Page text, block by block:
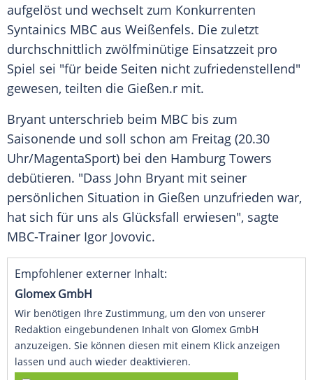
aufgelöst und wechselt zum Konkurrenten
Syntainics MBC aus Weißenfels. Die zuletzt
durchschnittlich zwölfminütige Einsatzzeit pro
Spiel sei "für beide Seiten nicht zufriedenstellend"
gewesen, teilten die Gießen.r mit.
Bryant unterschrieb beim MBC bis zum
Saisonende und soll schon am Freitag (20.30
Uhr/MagentaSport) bei den Hamburg Towers
debütieren. "Dass John Bryant mit seiner
persönlichen Situation in Gießen unzufrieden war,
hat sich für uns als Glücksfall erwiesen", sagte
MBC-Trainer Igor Jovovic.
Empfohlener externer Inhalt:
Glomex GmbH
Wir benötigen Ihre Zustimmung, um den von unserer
Redaktion eingebundenen Inhalt von Glomex GmbH
anzuzeigen. Sie können diesen mit einem Klick anzeigen
lassen und auch wieder deaktivieren.